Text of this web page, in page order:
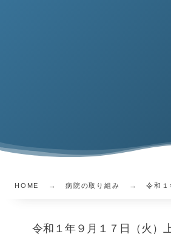
HOME 病院の取り組み 令和
令和１年９月１７日（火）